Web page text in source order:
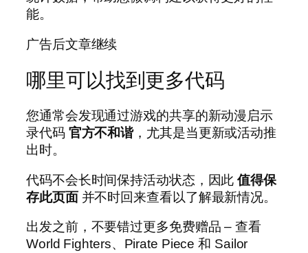
能。
广告后文章继续
哪里可以找到更多代码
您通常会发现通过游戏的共享的新动漫启示
录代码 官方不和谐，尤其是当更新或活动推
出时。
代码不会长时间保持活动状态，因此值得保
存此页面并不时回来查看以了解最新情况。
出发之前，不要错过更多免费赠品 – 查看
World Fighters、Pirate Piece 和 Sailor